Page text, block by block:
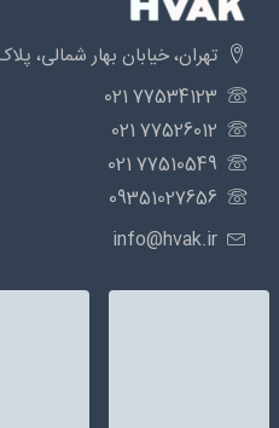
تهران، خیابان بهار شمالی، پلاک
77534123 021
77526012 021
77510549 021
09351027656
info@hvak.ir